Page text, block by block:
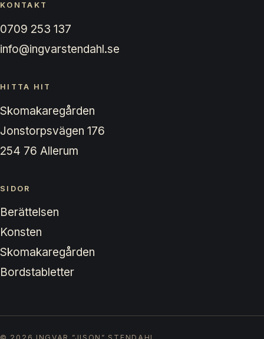
KONTAKT
0709 253 137
info@ingvarstendahl.se
HITTA HIT
Skomakaregården
Jonstorpsvägen 176
254 76 Allerum
SIDOR
Berättelsen
Konsten
Skomakaregården
Bordstabletter